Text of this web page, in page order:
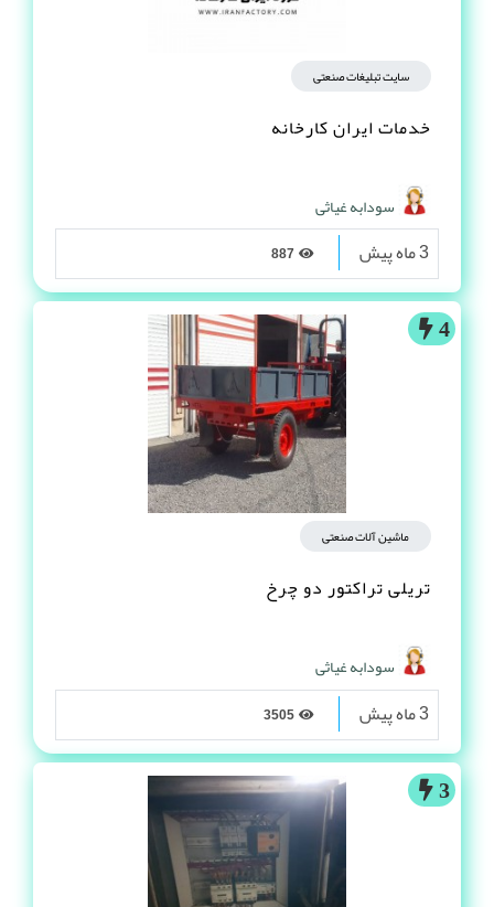
سایت تبلیغات صنعتی
خدمات ایران کارخانه
سودابه غیاثی
3 ماه پیش
4
ماشین آلات صنعتی
تریلی تراکتور دو چرخ
سودابه غیاثی
3 ماه پیش
3